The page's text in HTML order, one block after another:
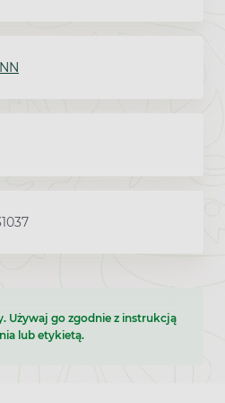
Używaj go zgodnie z instrukcją
lub etykietą.